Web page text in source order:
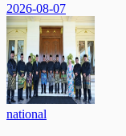
2026-08-07
national